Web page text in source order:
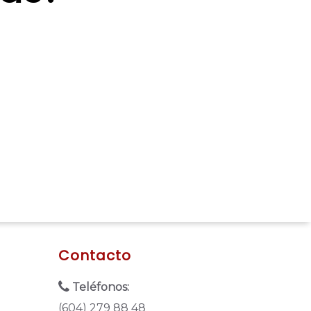
Contacto
Teléfonos:
(604) 279 88 48